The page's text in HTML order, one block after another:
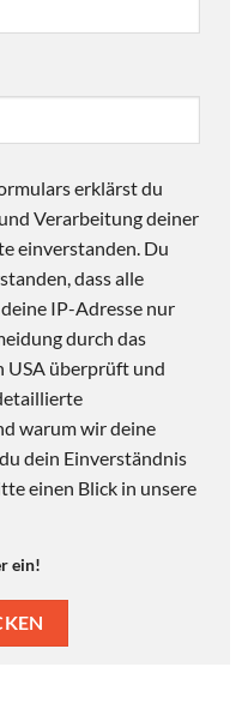
erklärst du
Verarbeitung deiner
einverstanden. Du
dass alle
IP-Adresse nur
durch das
USA überprüft und
warum wir deine
dein Einverständnis
einen Blick in unsere
ein!